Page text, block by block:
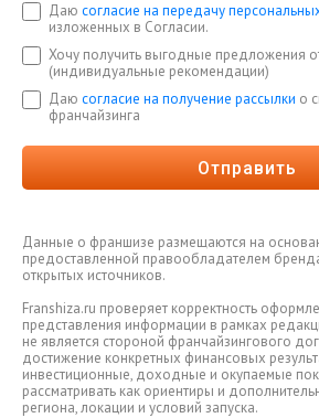
Даю согласие на передачу
изложенных в Согласии.
Хочу получить выгодные предложения
(индивидуальные рекомендации)
Даю согласие на получение рассылки о
франчайзинга
Отправить
Данные о франшизе размещаются на
предоставленной правообладателем
открытых источников.
Franshiza.ru проверяет корректность
представления информации в рамках
не является стороной франчайзингового
достижение конкретных финансовых
инвестиционные, доходные и окупаемые
рассматривать как ориентиры и
региона, локации и условий запуска.